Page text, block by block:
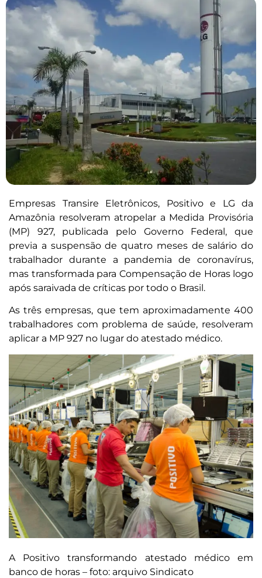
Empresas Transire Eletrônicos, Positivo e LG da
Amazônia resolveram atropelar a Medida Provisória
(MP) 927, publicada pelo Governo Federal, que
previa a suspensão de quatro meses de salário do
trabalhador durante a pandemia de coronavírus,
mas transformada para Compensação de Horas logo
após saraivada de críticas por todo o Brasil.
As três empresas, que tem aproximadamente 400
trabalhadores com problema de saúde, resolveram
aplicar a MP 927 no lugar do atestado médico.
A Positivo transformando atestado médico em
banco de horas – foto: arquivo Sindicato